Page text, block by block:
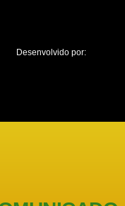
Desenvolvido por: